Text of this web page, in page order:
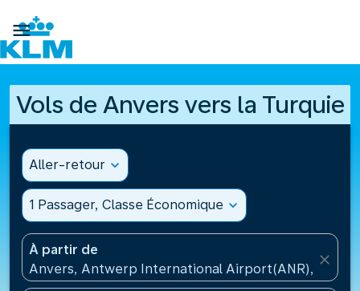

Vols de Anvers vers la Turquie
Aller-retour expand_more
1 Passager, Classe Économique expand_more
À partir de
Anvers, Antwerp International Airport(ANR),
close